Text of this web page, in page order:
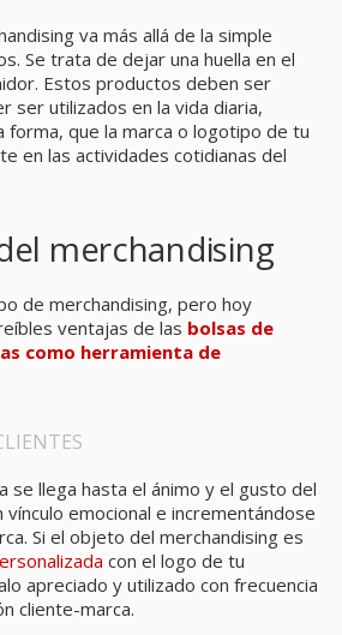
va más allá de la simple
Se trata de dejar una huella en el
Estos productos deben ser
ser utilizados en la vida diaria,
forma, que la marca o logotipo de tu
en las actividades cotidianas del
merchandising
de merchandising, pero hoy
ventajas de las bolsas de
como herramienta de
se llega hasta el ánimo y el gusto del
emocional e incrementándose
Si el objeto del merchandising es
con el logo de tu
apreciado y utilizado con frecuencia
cliente-marca.